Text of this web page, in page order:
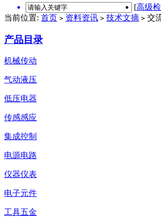
[高级
当前位置: 首页 > 资料资讯 > 技术文摘 > 交
产品目录
机械传动
气动液压
低压电器
传感感应
集成控制
电源电路
仪器仪表
电子元件
工具五金